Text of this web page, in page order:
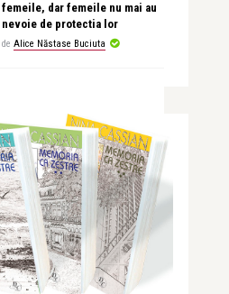
femeile, dar femeile nu mai au
nevoie de protectia lor
de Alice Năstase Buciuta